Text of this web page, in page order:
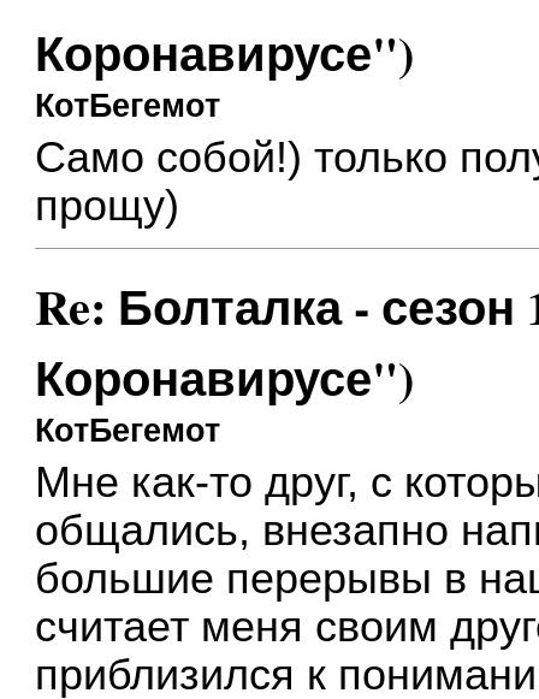
Коронавирусе")
КотБегемот
Само собой!) только
прощу)
Re: Болталка -
Коронавирусе")
КотБегемот
Мне как-то друг, с
общались, внезапно
большие перерывы в
считает меня своим
приблизился к